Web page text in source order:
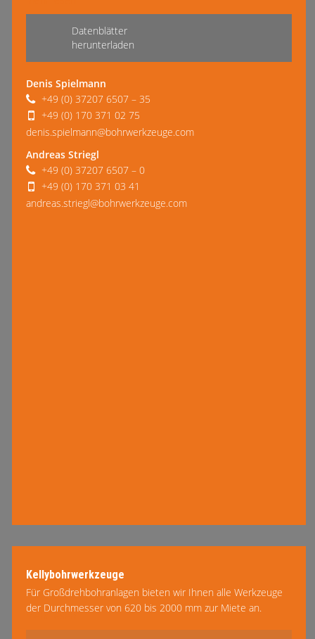
Datenblätter
herunterladen
Denis Spielmann
+49 (0) 37207 6507 – 35
+49 (0) 170 371 02 75
denis.spielmann@bohrwerkzeuge.com
Andreas Striegl
+49 (0) 37207 6507 – 0
+49 (0) 170 371 03 41
andreas.striegl@bohrwerkzeuge.com
Kellybohrwerkzeuge
Für Großdrehbohranlagen bieten wir Ihnen alle Werkzeuge
der Durchmesser von 620 bis 2000 mm zur Miete an.
mehr lesen